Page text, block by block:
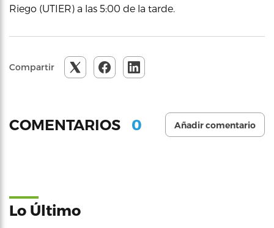
Riego (UTIER) a las 5:00 de la tarde.
Compartir
COMENTARIOS 0 Añadir comentario
Lo Último